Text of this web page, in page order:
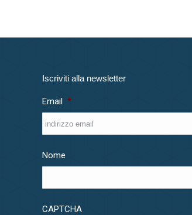
Iscriviti alla newsletter
Email *
Nome
CAPTCHA